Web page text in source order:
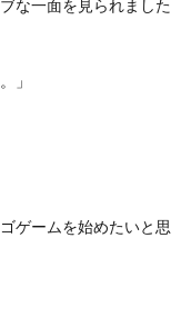
な一面を見られました
」
ゲームを始めたいと思